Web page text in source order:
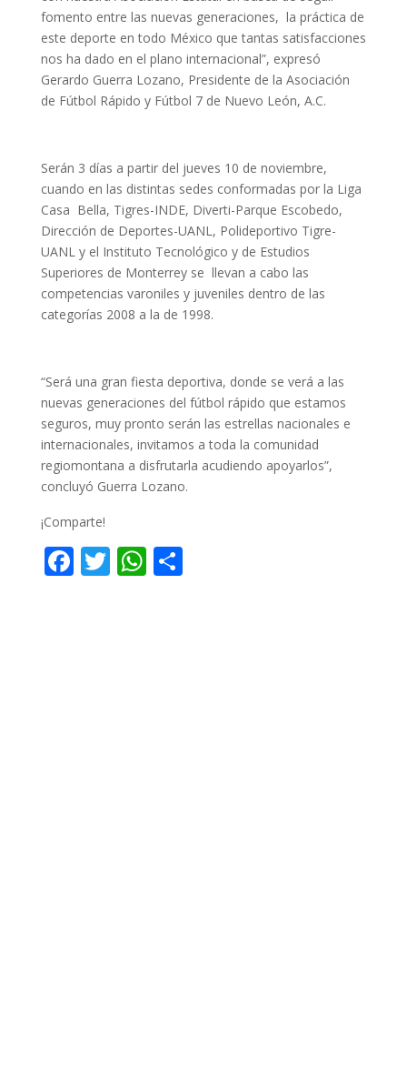
fomento entre las nuevas generaciones, la práctica de
este deporte en todo México que tantas satisfacciones
nos ha dado en el plano internacional”, expresó
Gerardo Guerra Lozano, Presidente de la Asociación
de Fútbol Rápido y Fútbol 7 de Nuevo León, A.C.
Serán 3 días a partir del jueves 10 de noviembre,
cuando en las distintas sedes conformadas por la Liga
Casa Bella, Tigres-INDE, Diverti-Parque Escobedo,
Dirección de Deportes-UANL, Polideportivo Tigre-
UANL y el Instituto Tecnológico y de Estudios
Superiores de Monterrey se llevan a cabo las
competencias varoniles y juveniles dentro de las
categorías 2008 a la de 1998.
“Será una gran fiesta deportiva, donde se verá a las
nuevas generaciones del fútbol rápido que estamos
seguros, muy pronto serán las estrellas nacionales e
internacionales, invitamos a toda la comunidad
regiomontana a disfrutarla acudiendo apoyarlos”,
concluyó Guerra Lozano.
¡Comparte!
F T W C